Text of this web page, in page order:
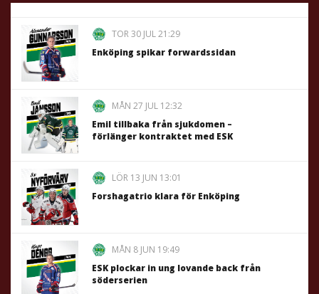
TOR 30 JUL 21:29
Enköping spikar forwardssidan
MÅN 27 JUL 12:32
Emil tillbaka från sjukdomen –
förlänger kontraktet med ESK
LÖR 13 JUN 13:01
Forshagatrio klara för Enköping
MÅN 8 JUN 19:49
ESK plockar in ung lovande back från
söderserien